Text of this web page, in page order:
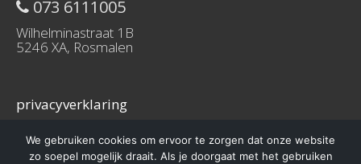
073 6111005
Wilhelminastraat 1B
5246 XA, Rosmalen
privacyverklaring
We gebruiken cookies om ervoor te zorgen dat onze website
zo soepel mogelijk draait. Als je doorgaat met het gebruiken